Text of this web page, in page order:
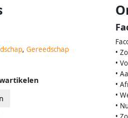
, Gereedschap
•
•
•
•
•
•